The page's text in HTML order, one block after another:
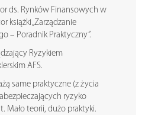
ds. Rynków Finansowych w
książki „Zarządzanie
– Poradnik Praktyczny”.
Ryzykiem
AFS.
same praktyczne (z życia
ryzyko
Mało teorii, dużo praktyki.